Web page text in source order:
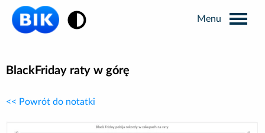
Informacje prasowe
BlackFriday raty w górę
<< Powrót do notatki